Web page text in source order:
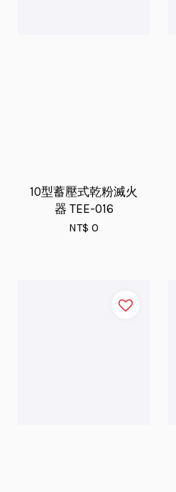
10型蓄壓式乾粉滅火
器 TEE-016
NT$ 0